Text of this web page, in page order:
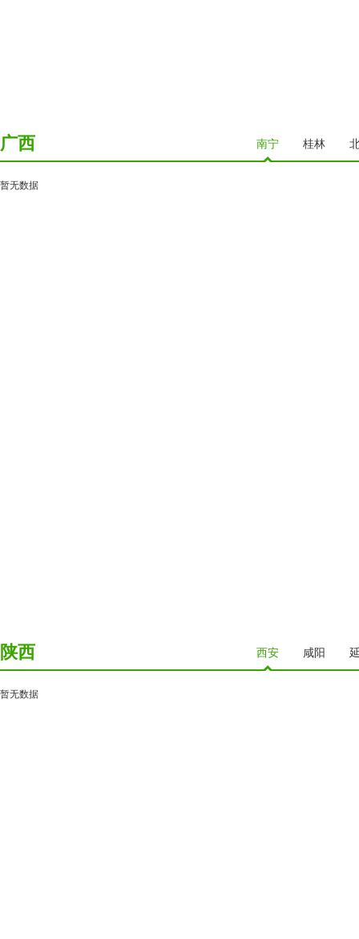
广西 南宁 桂林
暂无数据
陕西 西安 咸阳
暂无数据